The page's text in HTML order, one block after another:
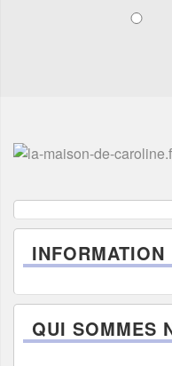
INFORMATION
QUI SOMMES